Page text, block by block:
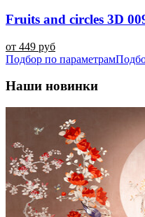
Fruits and circles 3D
от 449 руб
Подбор по параметрам
Наши новинки